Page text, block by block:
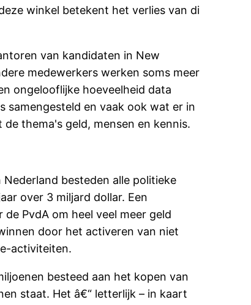
winkel betekent het verlies van di
van kandidaten in New
medewerkers werken soms meer
ongelooflijke hoeveelheid data
samengesteld en vaak ook wat er in
thema's geld, mensen en kennis.
besteden alle politieke
over 3 miljard dollar. Een
PvdA om heel veel meer geld
door het activeren van niet
activiteiten.
besteed aan het kopen van
staat. Het â€“ letterlijk – in kaart